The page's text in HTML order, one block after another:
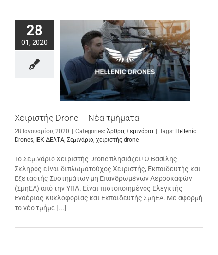
28
01, 2020
Χειριστής Drone – Νέα τμήματα
28 Ιανουαρίου, 2020 | Categories: Άρθρα Σεμινάρια | Tags: Hellenic
Drones ΙΕΚ ΔΕΛΤΑ Σεμινάριο χειριστής drone
Το Σεμινάριο Χειριστής Drone πλησιάζει! Ο Βασίλης
Σκληρός είναι διπλωματούχος Χειριστής, Εκπαιδευτής και
Εξεταστής Συστημάτων μη Επανδρωμένων Αεροσκαφών
(ΣμηΕΑ) από την ΥΠΑ. Είναι πιστοποιημένος Ελεγκτής
Εναέριας Κυκλοφορίας και Εκπαιδευτής ΣμηΕΑ. Με αφορμή
το νέο τμήμα [...]